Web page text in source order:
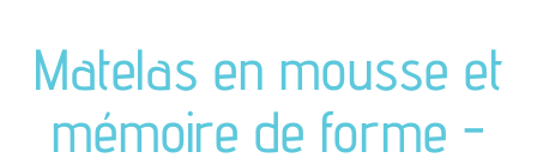
séjours
meubles de complément
Matelas en mousse et
mémoire de forme -